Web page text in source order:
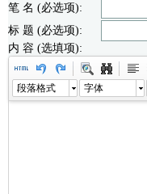
笔 名 (必选项):
标 题 (必选项):
内 容 (选填项):
段落格式 字体